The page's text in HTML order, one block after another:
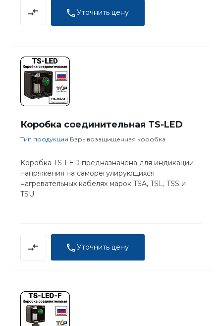
Уточнить цену
Коробка соединительная TS-LED
Тип продукции Взрывозащищенная коробка
Коробка TS-LED предназначена для индикации
напряжения на саморегулирующихся
нагревательных кабелях марок TSA, TSL, TSS и
TSU.
Уточнить цену